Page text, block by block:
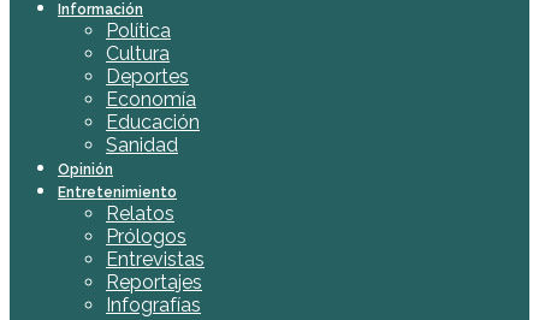
Información
Política
Cultura
Deportes
Economía
Educación
Sanidad
Opinión
Entretenimiento
Relatos
Prólogos
Entrevistas
Reportajes
Infografías